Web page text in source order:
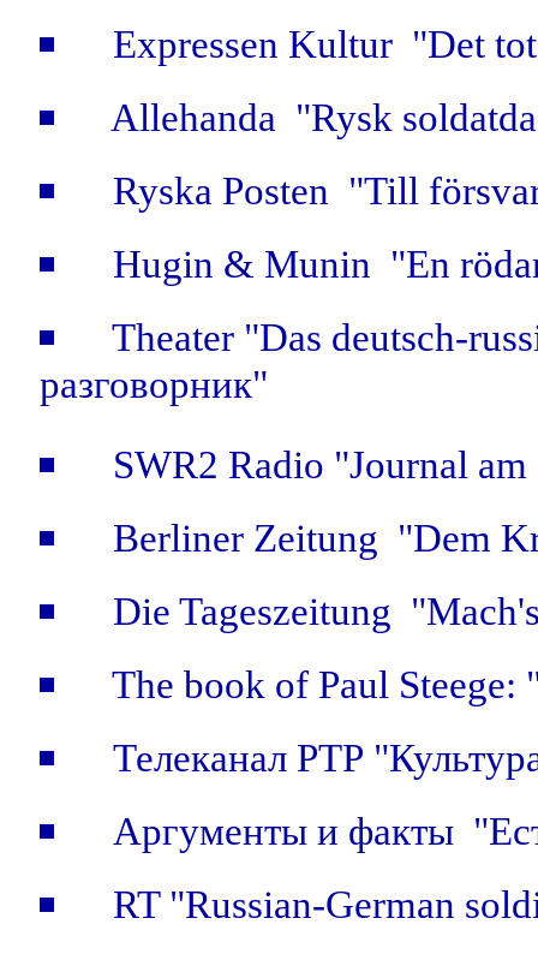
Expressen Kultur "Det
Allehanda "Rysk
Ryska Posten "Till
Hugin & Munin "En
Theater "Das deutsch-
разговорник"
SWR2 Radio "Journal
Berliner Zeitung "Dem
Die Tageszeitung
The book of Paul
Телеканал РТР
Аргументы и факты
RT "Russian-German